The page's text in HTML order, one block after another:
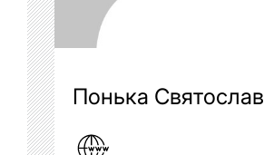
Понька Святослав